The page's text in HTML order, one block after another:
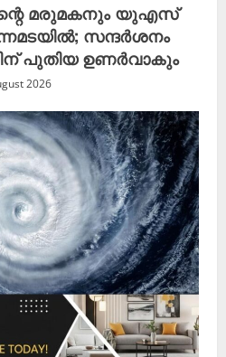
മരുമകനും യുഎസ്
സന്ദർശനം
പുതിയ ഉണർവാകും
2026